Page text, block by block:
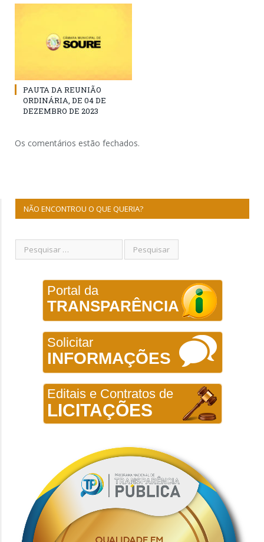
PAUTA DA REUNIÃO
ORDINÁRIA, DE 04 DE
DEZEMBRO DE 2023
Os comentários estão fechados.
NÃO ENCONTROU O QUE QUERIA?
Portal da
TRANSPARÊNCIA
Solicitar
INFORMAÇÕES
Editais e Contratos de
LICITAÇÕES